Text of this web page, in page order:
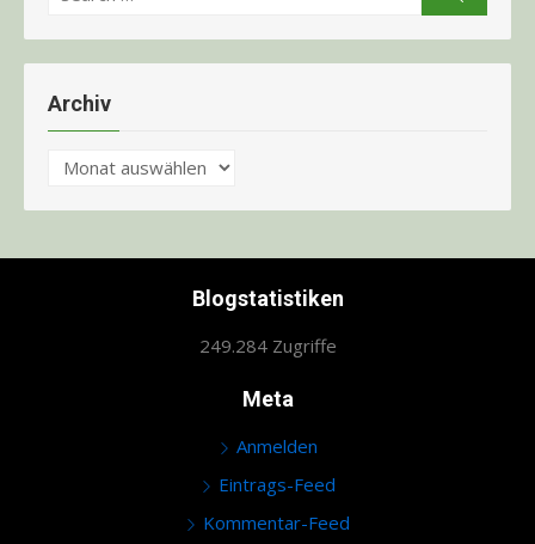
Archiv
Archiv
Blogstatistiken
249.284 Zugriffe
Meta
Anmelden
Eintrags-Feed
Kommentar-Feed